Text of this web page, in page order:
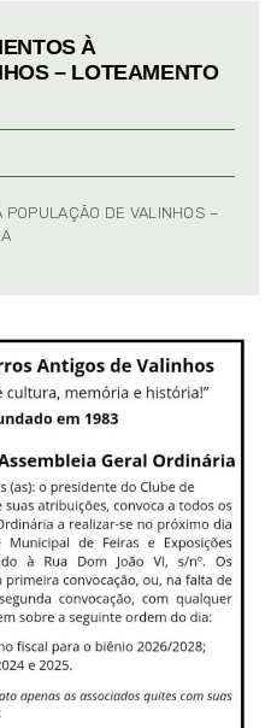
À
– LOTEAMENTO
DE VALINHOS –